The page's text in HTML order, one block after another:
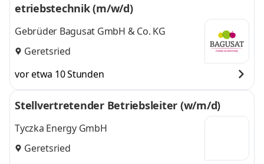
etriebstechnik (m/w/d)
Gebrüder Bagusat GmbH & Co. KG
Geretsried
vor etwa 10 Stunden
Stellvertretender Betriebsleiter (w/m/d)
Tyczka Energy GmbH
Geretsried